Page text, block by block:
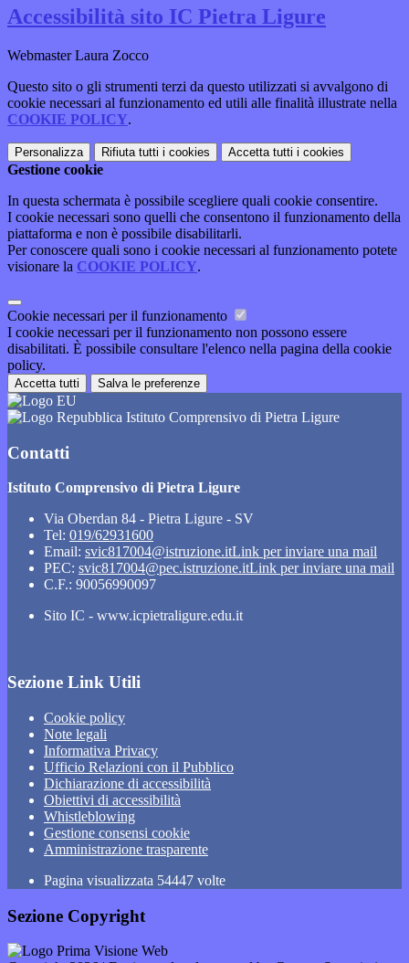
Accessibilità sito IC Pietra Ligure
Webmaster Laura Zocco
Questo sito o gli strumenti terzi da questo utilizzati si avvalgono di
cookie necessari al funzionamento ed utili alle finalità illustrate nella
COOKIE POLICY.
Personalizza Rifiuta tutti i cookies Accetta tutti i cookies
Gestione cookie
In questa schermata è possibile scegliere quali cookie consentire.
I cookie necessari sono quelli che consentono il funzionamento della
piattaforma e non è possibile disabilitarli.
Per conoscere quali sono i cookie necessari al funzionamento potete
visionare la COOKIE POLICY.
Cookie necessari per il funzionamento
I cookie necessari per il funzionamento non possono essere
disabilitati. È possibile consultare l'elenco nella pagina della cookie
policy.
Accetta tutti Salva le preferenze
Istituto Comprensivo di Pietra Ligure
Contatti
Istituto Comprensivo di Pietra Ligure
Via Oberdan 84 - Pietra Ligure - SV
Tel: 019/62931600
Email: svic817004@istruzione.itLink per inviare una mail
PEC: svic817004@pec.istruzione.itLink per inviare una mail
C.F.: 90056990097
Sito IC - www.icpietraligure.edu.it
Sezione Link Utili
Cookie policy
Note legali
Informativa Privacy
Ufficio Relazioni con il Pubblico
Dichiarazione di accessibilità
Obiettivi di accessibilità
Whistleblowing
Gestione consensi cookie
Amministrazione trasparente
Pagina visualizzata 54447 volte
Sezione Copyright